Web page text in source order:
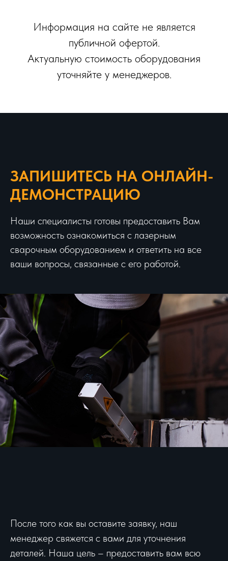
Информация на сайте не является
публичной офертой.
Актуальную стоимость оборудования
уточняйте у менеджеров.
ЗАПИШИТЕСЬ НА ОНЛАЙН-
ДЕМОНСТРАЦИЮ
Наши специалисты готовы предоставить Вам
возможность ознакомиться с лазерным
сварочным оборудованием и ответить на все
ваши вопросы, связанные с его работой.
После того как вы оставите заявку, наш
менеджер свяжется с вами для уточнения
деталей. Наша цель – предоставить вам всю